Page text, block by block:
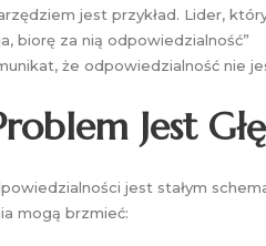
jest przykład. Lider,
biorę za nią odpowiedzialność”
że odpowiedzialność nie
Jest
jest stałym
mogą brzmieć: